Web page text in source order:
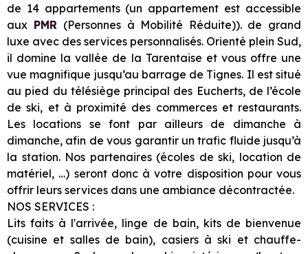
de 14 appartements (un appartement est accessible
aux PMR (Personnes à Mobilité Réduite)). de grand
luxe avec des services personnalisés. Orienté plein Sud,
il domine la vallée de la Tarentaise et vous offre une
vue magnifique jusqu’au barrage de Tignes. Il est situé
au pied du télésiège principal des Eucherts, de l’école
de ski, et à proximité des commerces et restaurants.
Les locations se font par ailleurs de dimanche à
dimanche, afin de vous garantir un trafic fluide jusqu’à
la station. Nos partenaires (écoles de ski, location de
matériel, …) seront donc à votre disposition pour vous
offrir leurs services dans une ambiance décontractée.
NOS SERVICES :
Lits faits à l'arrivée, linge de bain, kits de bienvenue
(cuisine et salles de bain), casiers à ski et chauffe-